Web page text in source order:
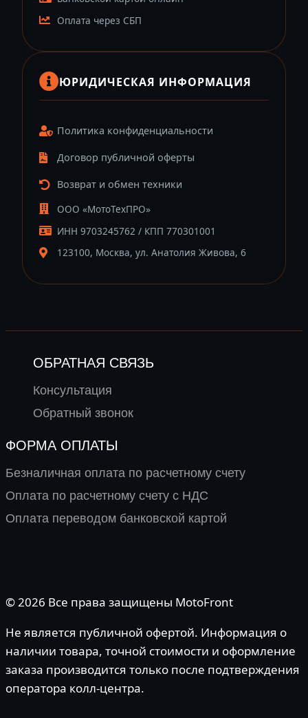
Оплата через СБП
ЮРИДИЧЕСКАЯ ИНФОРМАЦИЯ
Политика конфиденциальности
Договор публичной оферты
Возврат и обмен техники
ООО «МотоТехПРО»
ИНН 9703245762 / КПП 770301001
123100, Москва, ул. Анатолия Живова, 6
ОБРАТНАЯ СВЯЗЬ
Консультация
Обратный звонок
ФОРМА ОПЛАТЫ
Безналичная оплата по расчетному счету
Оплата по расчетному счету с НДС
Оплата переводом банковской картой
© 2026 Все права защищены MotoFront
Не является публичной офертой. Информация о
наличии товара, точной стоимости и оформление
заказа производится только после подтверждения
оператора колл-центра.